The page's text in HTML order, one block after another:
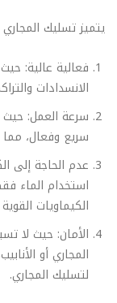
يتميز تسليك
فعالية عالية:
الانسدادات
سرعة العمل:
سريع وفعال، مما
عدم الحاجة إلى
استخدام الماء
الكيماويات
الأمان: حيث لا
المجاري أو
لتسليك المجاري.